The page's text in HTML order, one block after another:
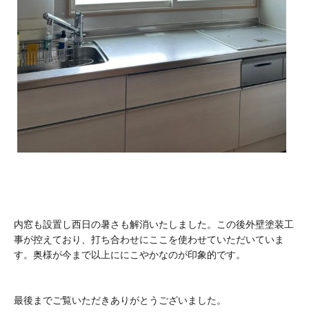
内窓も設置し西日の暑さも解消いたしました。この後外壁塗装工
事が控えており、打ち合わせにここを使わせていただいていま
す。奥様が今まで以上ににこやかなのが印象的です。
最後までご覧いただきありがとうございました。